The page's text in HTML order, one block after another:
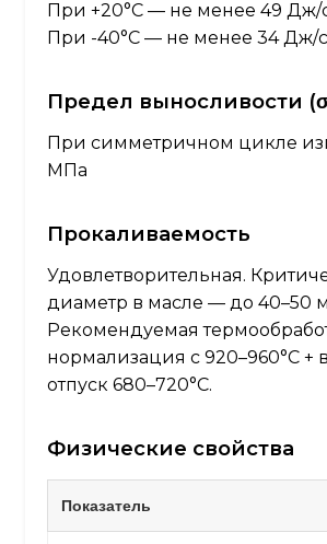
При +20°C — не менее 49 Дж/
При -40°C — не менее 34 Дж/
Предел выносливости
При симметричном цикле
МПа
Прокаливаемость
Удовлетворительная.
диаметр в масле — до 40–50
Рекомендуемая
нормализация с 920–960°C +
отпуск 680–720°C.
Физические свойства
Показатель